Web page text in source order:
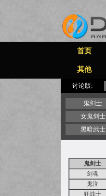
首页
其他
讨论版:
鬼剑士
女鬼剑士
黑暗武士
鬼剑士
剑魂
鬼泣
狂战士